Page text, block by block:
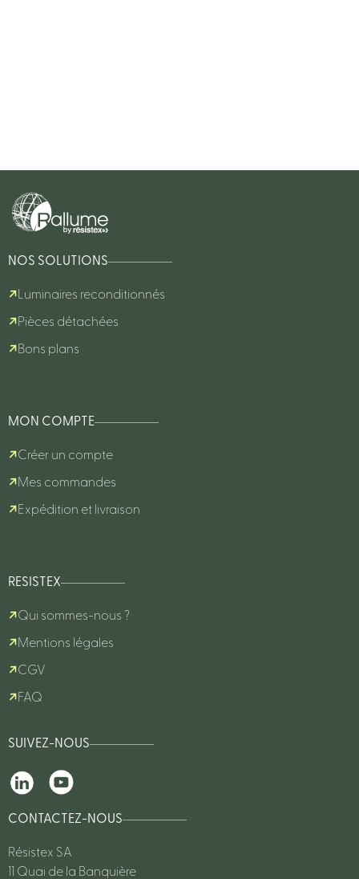
NOS SOLUTIONS
Luminaires reconditionnés
Pièces détachées
Bons plans
MON COMPTE
Créer un compte
Mes commandes
Expédition et livraison
RESISTEX
Qui sommes-nous ?
Mentions légales
CGV
FAQ
SUIVEZ-NOUS
CONTACTEZ-NOUS
Résistex SA
11 Quai de la Banquière